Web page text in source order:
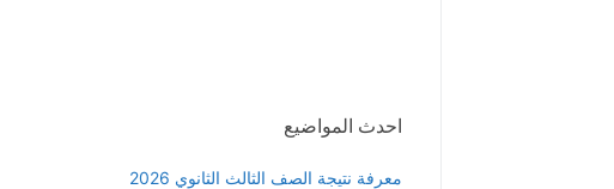
احدث المواضيع
معرفة نتيجة الصف الثالث الثانوي 2026